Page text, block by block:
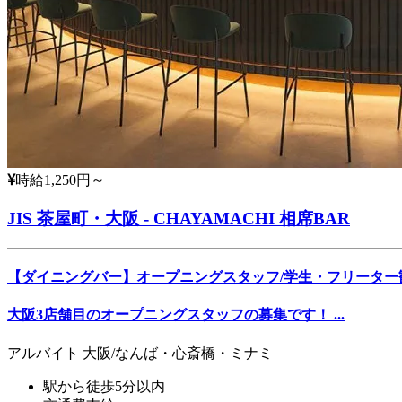
時給1,250円～
JIS 茶屋町・大阪 - CHAYAMACHI 相席BAR
【ダイニングバー】オープニングスタッフ/学生・フリーター
大阪3店舗目のオープニングスタッフの募集です！ ...
アルバイト 大阪/なんば・心斎橋・ミナミ
駅から徒歩5分以内